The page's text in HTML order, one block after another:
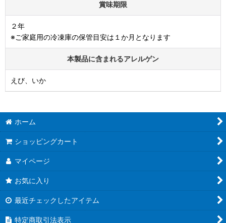
賞味期限
２年
※ご家庭用の冷凍庫の保管目安は１か月となります
本製品に含まれるアレルゲン
えび、いか
ホーム
ショッピングカート
マイページ
お気に入り
最近チェックしたアイテム
特定商取引法表示